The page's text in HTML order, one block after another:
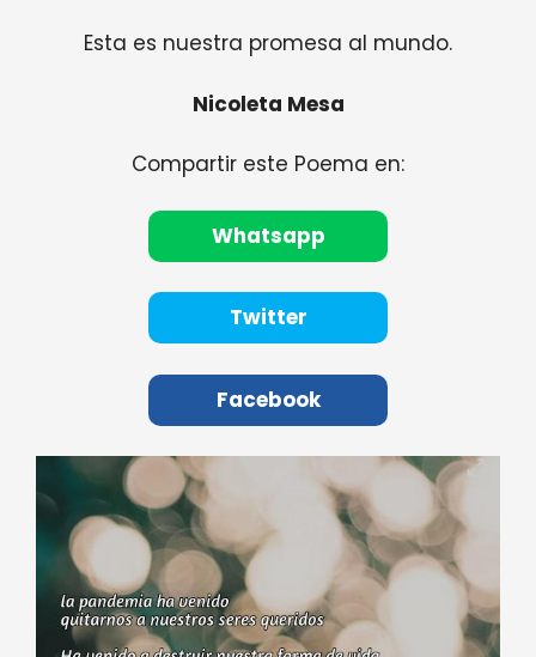
Esta es nuestra promesa al mundo.
Nicoleta Mesa
Compartir este Poema en:
Whatsapp
Twitter
Facebook